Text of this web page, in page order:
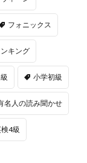
フォニックス
キング
小学初級
名人の読み聞かせ
4級